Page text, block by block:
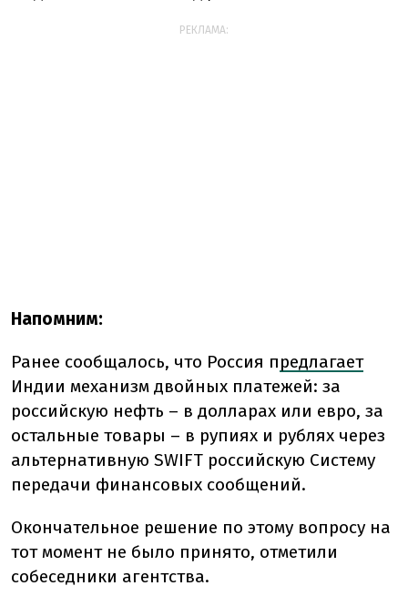
РЕКЛАМА:
Напомним:
Ранее сообщалось, что Россия предлагает
Индии механизм двойных платежей: за
российскую нефть – в долларах или евро, за
остальные товары – в рупиях и рублях через
альтернативную SWIFT российскую Систему
передачи финансовых сообщений.
Окончательное решение по этому вопросу на
тот момент не было принято, отметили
собеседники агентства.